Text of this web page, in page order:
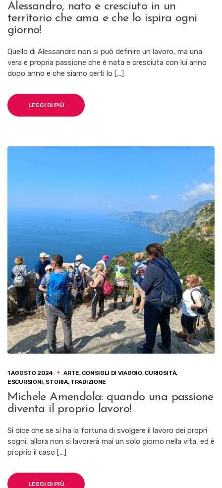
Alessandro, nato e cresciuto in un
territorio che ama e che lo ispira ogni
giorno!
Quello di Alessandro non si può definire un lavoro, ma una
vera e propria passione che è nata e cresciuta con lui anno
dopo anno e che siamo certi lo […]
LEGGI DI PIÙ
1 AGOSTO 2024 ARTE, CONSIGLI DI VIAGGIO, CURIOSITÀ,
ESCURSIONI, STORIA, TRADIZIONE
Michele Amendola: quando una passione
diventa il proprio lavoro!
Si dice che se si ha la fortuna di svolgere il lavoro dei propri
sogni, allora non si lavorerà mai un solo giorno nella vita, ed è
proprio il caso […]
LEGGI DI PIÙ